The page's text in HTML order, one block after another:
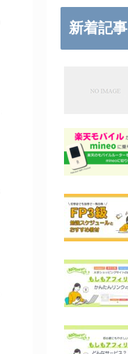
新着記事